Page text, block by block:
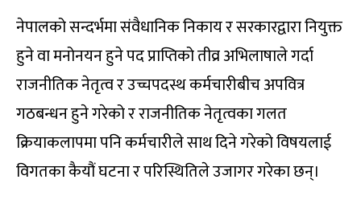
नेपालको सन्दर्भमा संवैधानिक निकाय र सरकारद्वारा नियुक्त
हुने वा मनोनयन हुने पद प्राप्तिको तीव्र अभिलाषाले गर्दा
राजनीतिक नेतृत्व र उच्चपदस्थ कर्मचारीबीच अपवित्र
गठबन्धन हुने गरेको र राजनीतिक नेतृत्वका गलत
क्रियाकलापमा पनि कर्मचारीले साथ दिने गरेको विषयलाई
विगतका कैयौं घटना र परिस्थितिले उजागर गरेका छन्।